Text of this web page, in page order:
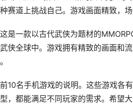
赛道上挑战自己。游戏画面精致，
是一款以古代武侠为题材的
侠全球中。游戏拥有精致的画面和
10名手机游戏的说明。这些游戏各
，都能满足不同玩家的需求。希望